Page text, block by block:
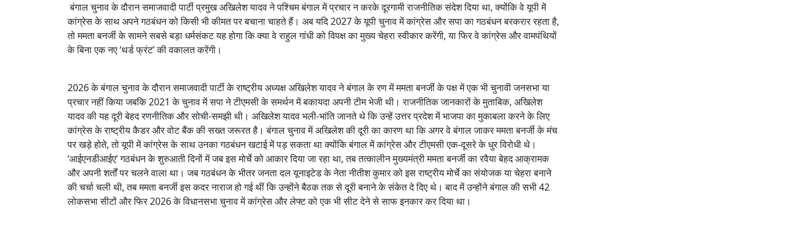
बंगाल चुनाव के दौरान समाजवादी पार्टी प्रमुख अखिलेश यादव ने पश्चिम बंगाल में प्रचार न करके दूरगामी राजनीतिक संदेश दिया था, क्योंकि वे यूपी में
कांग्रेस के साथ अपने गठबंधन को किसी भी कीमत पर बचाना चाहते हैं। अब यदि 2027 के यूपी चुनाव में कांग्रेस और सपा का गठबंधन बरकरार रहता है,
तो ममता बनर्जी के सामने सबसे बड़ा धर्मसंकट यह होगा कि क्या वे राहुल गांधी को विपक्ष का मुख्य चेहरा स्वीकार करेंगी, या फिर वे कांग्रेस और वामपंथियों
के बिना एक नए ‘थर्ड फ्रंट’ की वकालत करेंगी।
2026 के बंगाल चुनाव के दौरान समाजवादी पार्टी के राष्ट्रीय अध्यक्ष अखिलेश यादव ने बंगाल के रण में ममता बनर्जी के पक्ष में एक भी चुनावी जनसभा या
प्रचार नहीं किया जबकि 2021 के चुनाव में सपा ने टीएमसी के समर्थन में बकायदा अपनी टीम भेजी थी। राजनीतिक जानकारों के मुताबिक, अखिलेश
यादव की यह दूरी बेहद रणनीतिक और सोची-समझी थी। अखिलेश यादव भली-भांति जानते थे कि उन्हें उत्तर प्रदेश में भाजपा का मुकाबला करने के लिए
कांग्रेस के राष्ट्रीय कैडर और वोट बैंक की सख्त जरूरत है। बंगाल चुनाव में अखिलेश की दूरी का कारण था कि अगर वे बंगाल जाकर ममता बनर्जी के मंच
पर खड़े होते, तो यूपी में कांग्रेस के साथ उनका गठबंधन खटाई में पड़ सकता था क्योंकि बंगाल में कांग्रेस और टीएमसी एक-दूसरे के धुर विरोधी थे।
‘आईएनडीआईए’ गठबंधन के शुरुआती दिनों में जब इस मोर्चे को आकार दिया जा रहा था, तब तत्कालीन मुख्यमंत्री ममता बनर्जी का रवैया बेहद आक्रामक
और अपनी शर्तों पर चलने वाला था। जब गठबंधन के भीतर जनता दल यूनाइटेड के नेता नीतीश कुमार को इस राष्ट्रीय मोर्चे का संयोजक या चेहरा बनाने
की चर्चा चली थी, तब ममता बनर्जी इस कदर नाराज हो गई थीं कि उन्होंने बैठक तक से दूरी बनाने के संकेत दे दिए थे। बाद में उन्होंने बंगाल की सभी 42
लोकसभा सीटों और फिर 2026 के विधानसभा चुनाव में कांग्रेस और लेफ्ट को एक भी सीट देने से साफ इनकार कर दिया था।